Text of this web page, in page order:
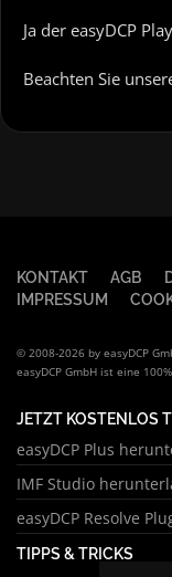
Ja der easyDCP
Beachten Sie
KONTAKT AGB
IMPRESSUM
© 2008-2026 by easyDCP
easyDCP GmbH ist eine
JETZT KOSTENLOS
easyDCP Plus
IMF Studio
easyDCP Resolve
TIPPS & TRICKS